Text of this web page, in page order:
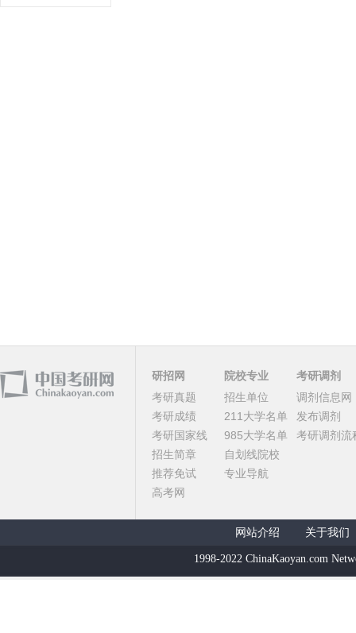
研招网
考研真题
考研成绩
考研国家线
招生简章
推荐免试
高考网
院校专业
招生单位
211大学名单
985大学名单
自划线院校
专业导航
考研调剂
调剂信息网
发布调剂
考研调剂流
网站介绍 关于我们
1998-2022 ChinaKaoyan.com